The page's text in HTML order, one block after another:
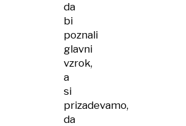
da
bi
poznali
glavni
vzrok,
a
si
prizadevamo,
da